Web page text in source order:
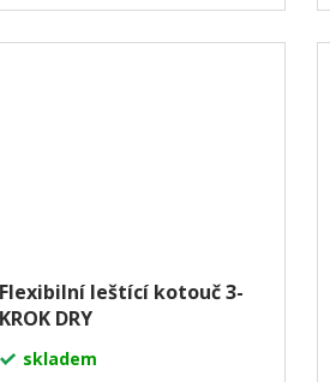
Flexibilní leštící kotouč 3-
KROK DRY
skladem